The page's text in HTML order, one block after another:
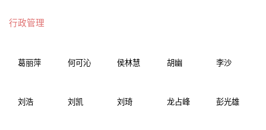
行政管理
葛丽萍 何可沁 侯林慧 胡幽 李沙
刘浩 刘凯 刘琦 龙占峰 彭光雄